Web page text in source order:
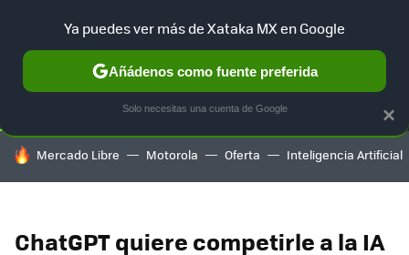
SELECCIÓN GAMING HOME AUTO TERRITORIO
HOY SE HABLA DE
Mercado Libre Motorola Oferta Inteligencia Artificial
ChatGPT quiere competirle a la IA
×
Ya puedes ver más de Xataka MX en Google
Añádenos como fuente preferida
Solo necesitas una cuenta de Google